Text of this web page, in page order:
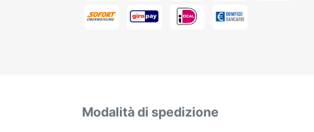
Modalità di spedizione